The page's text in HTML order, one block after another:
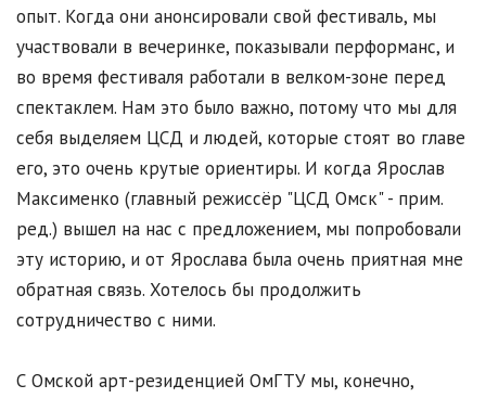
опыт. Когда они анонсировали свой фестиваль, мы
участвовали в вечеринке, показывали перформанс, и
во время фестиваля работали в велком-зоне перед
спектаклем. Нам это было важно, потому что мы для
себя выделяем ЦСД и людей, которые стоят во главе
его, это очень крутые ориентиры. И когда Ярослав
Максименко (главный режиссёр "ЦСД Омск" - прим.
ред.) вышел на нас с предложением, мы попробовали
эту историю, и от Ярослава была очень приятная мне
обратная связь. Хотелось бы продолжить
сотрудничество с ними.
С Омской арт-резиденцией ОмГТУ мы, конечно,